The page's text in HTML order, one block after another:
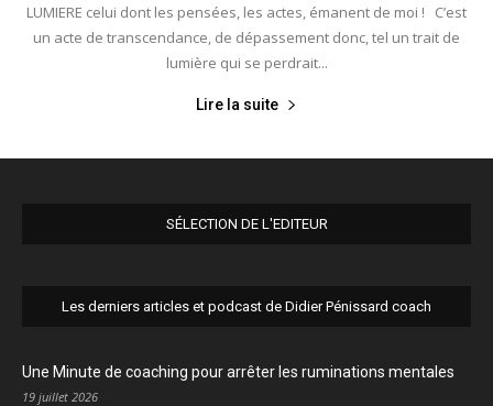
LUMIERE celui dont les pensées, les actes, émanent de moi ! C’est
un acte de transcendance, de dépassement donc, tel un trait de
lumière qui se perdrait...
Lire la suite
SÉLECTION DE L'EDITEUR
Les derniers articles et podcast de Didier Pénissard coach
Une Minute de coaching pour arrêter les ruminations mentales
19 juillet 2026